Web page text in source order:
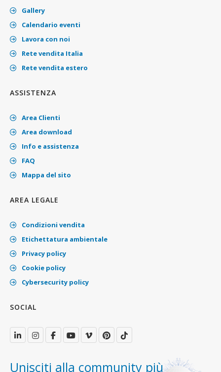
Gallery
Calendario eventi
Lavora con noi
Rete vendita Italia
Rete vendita estero
ASSISTENZA
Area Clienti
Area download
Info e assistenza
FAQ
Mappa del sito
AREA LEGALE
Condizioni vendita
Etichettatura ambientale
Privacy policy
Cookie policy
Cybersecurity policy
SOCIAL
Unisciti alla community più